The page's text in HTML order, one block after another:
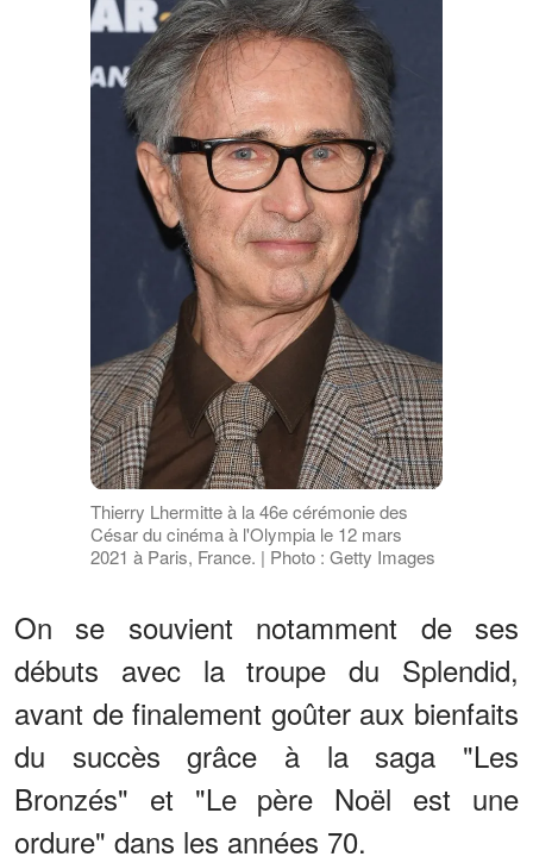
Thierry Lhermitte à la 46e cérémonie des
César du cinéma à l'Olympia le 12 mars
2021 à Paris, France. | Photo : Getty Images
On se souvient notamment de ses
débuts avec la troupe du Splendid,
avant de finalement goûter aux bienfaits
du succès grâce à la saga "Les
Bronzés" et "Le père Noël est une
ordure" dans les années 70.